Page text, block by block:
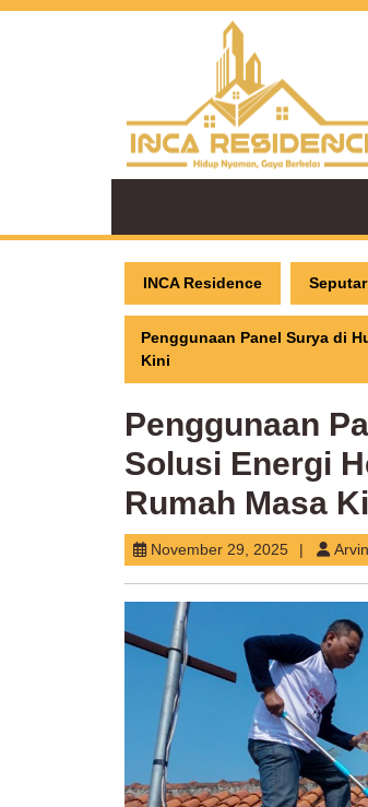
Skip
INCA Residence
Penggunaan Panel Surya di
Kini
Penggunaan
Solusi Energi
Rumah Masa
November 29, 2025November
29,